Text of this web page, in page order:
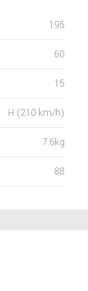
195
60
15
H (210 km/h)
7.6kg
88